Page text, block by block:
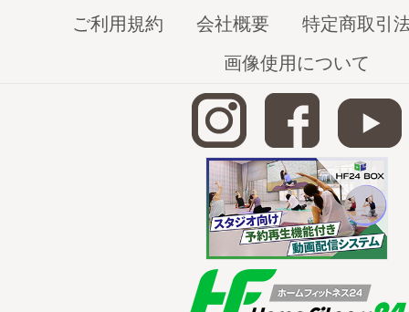
おはようヨガ【時計の針のポーズ】
http://home-fitness24.jp/1334
おはようヨガ【合蹠のポーズ】
http://home-fitness24.jp/1331
おはようヨガ【捻りのポーズ】
http://home-fitness24.jp/1327
おはようヨガ【ロールダウン・ロール
http://home-fitness24.jp/1333
おはようヨガ【ひばりのポーズ】
http://home-fitness24.jp/1332
ご利用規約
会社概要
特定商取引
画像使用について